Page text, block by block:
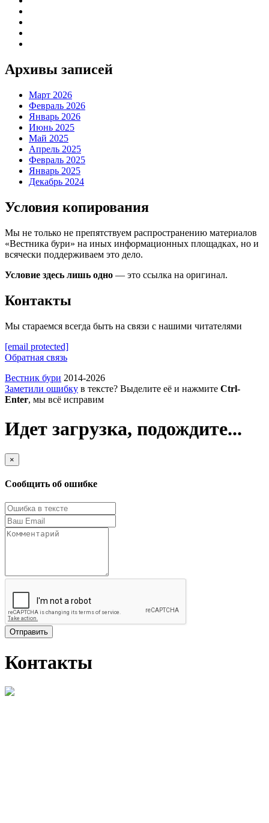
Архивы записей
Март 2026
Февраль 2026
Январь 2026
Июнь 2025
Май 2025
Апрель 2025
Февраль 2025
Январь 2025
Декабрь 2024
Условия копирования
Мы не только не препятствуем распространению материалов
«Вестника бури» на иных информационных площадках, но и
всячески поддерживаем это дело.
Условие здесь лишь одно — это ссылка на оригинал.
Контакты
Мы стараемся всегда быть на связи с нашими читателями
[email protected]
Обратная связь
Вестник бури 2014-2026
Заметили ошибку в тексте? Выделите её и нажмите Ctrl-
Enter, мы всё исправим
Идет загрузка, подождите...
×
Сообщить об ошибке
Отправить
Контакты